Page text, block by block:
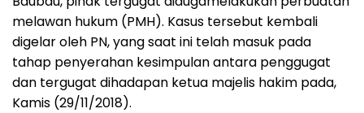
melawan hukum (PMH). Kasus tersebut kembali
digelar oleh PN, yang saat ini telah masuk pada
tahap penyerahan kesimpulan antara penggugat
dan tergugat dihadapan ketua majelis hakim pada,
Kamis (29/11/2018).